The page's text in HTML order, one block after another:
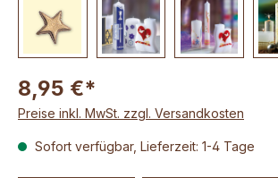
8,95 €*
Preise inkl. MwSt. zzgl. Versandkosten
Sofort verfügbar, Lieferzeit: 1-4 Tage